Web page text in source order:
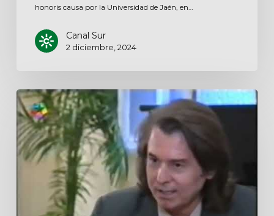
honoris causa por la Universidad de Jaén, en…
Canal Sur
2 diciembre, 2024
Telenoticias